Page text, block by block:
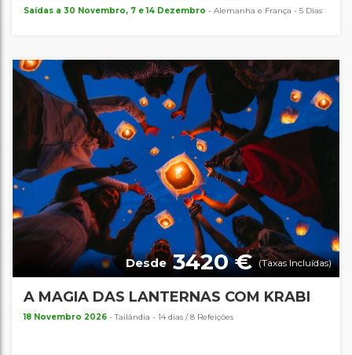
Saídas a 30 Novembro, 7 e 14 Dezembro - Alemanha e França - 5 Dias
Desde3420 € (Taxas Incluídas)
A MAGIA DAS LANTERNAS COM KRABI
18 Novembro 2026 - Tailândia - 14 dias / 8 Refeições